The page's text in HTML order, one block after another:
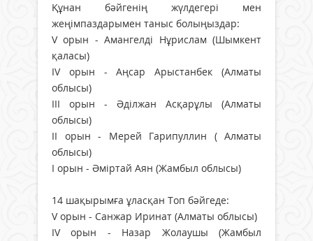
Құнан бәйгенің жүлдегері мен
жеңімпаздарымен таныс болыңыздар:
V орын - Амангелді Нұрислам (Шымкент
қаласы)
IV орын - Аңсар Арыстанбек (Алматы
облысы)
III орын - Әділжан Асқарұлы (Алматы
облысы)
II орын - Мерей Гарипуллин ( Алматы
облысы)
I орын - Әміртай Аян (Жамбыл облысы)
14 шақырымға ұласқан Топ бәйгеде:
V орын - Санжар Иринат (Алматы облысы)
IV орын - Назар Жолаушы (Жамбыл